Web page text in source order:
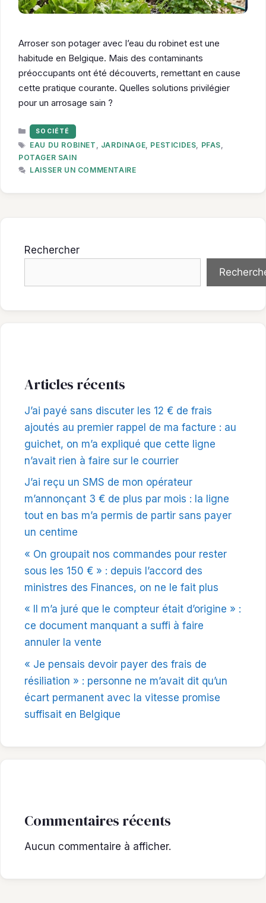
Arroser son potager avec l’eau du robinet est une
habitude en Belgique. Mais des contaminants
préoccupants ont été découverts, remettant en cause
cette pratique courante. Quelles solutions privilégier
pour un arrosage sain ?
CATÉGORIES
SOCIÉTÉ
ÉTIQUETTES
EAU DU ROBINET , JARDINAGE, PESTICIDES, PFAS,
POTAGER SAIN
LAISSER UN COMMENTAIRE
Rechercher
Articles récents
J’ai payé sans discuter les 12 € de frais
ajoutés au premier rappel de ma facture : au
guichet, on m’a expliqué que cette ligne
n’avait rien à faire sur le courrier
J’ai reçu un SMS de mon opérateur
m’annonçant 3 € de plus par mois : la ligne
tout en bas m’a permis de partir sans payer
un centime
« On groupait nos commandes pour rester
sous les 150 € » : depuis l’accord des
ministres des Finances, on ne le fait plus
« Il m’a juré que le compteur était d’origine » :
ce document manquant a suffi à faire
annuler la vente
« Je pensais devoir payer des frais de
résiliation » : personne ne m’avait dit qu’un
écart permanent avec la vitesse promise
suffisait en Belgique
Commentaires récents
Aucun commentaire à afficher.